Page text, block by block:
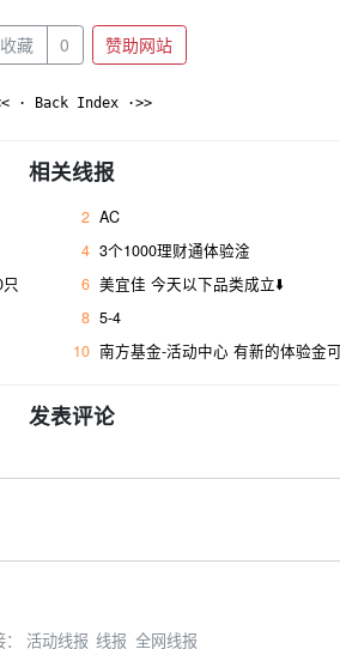
收藏 0 赞助网站
· Back Index ·>>
相关线报
2 AC
4 3个1000理财通体验淦
6 美宜佳 今天以下品类成立⬇️
8 5-4
10 南方基金-活动中心 有新的体验金
发表评论
活动线报 线报 全网线报